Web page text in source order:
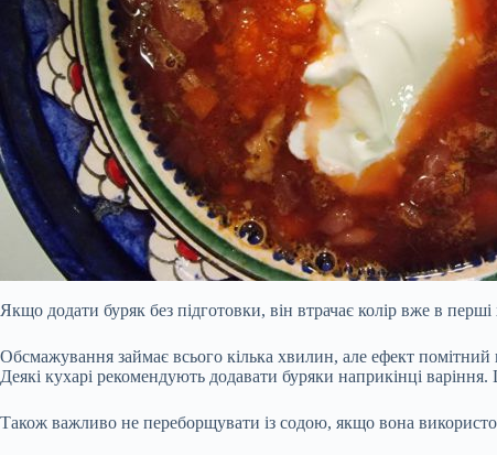
Якщо додати буряк без підготовки, він втрачає колір вже в
Обсмажування займає всього кілька хвилин, але ефект помітний
Деякі кухарі рекомендують додавати буряки наприкінці варіння.
Також важливо не переборщувати із содою, якщо вона